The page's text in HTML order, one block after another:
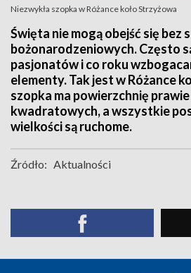
Niezwykła szopka w Różance koło Strzyżowa
Święta nie mogą obejść się bez
bożonarodzeniowych. Często
pasjonatów i co roku
elementy. Tak jest w Różance
szopka ma powierzchnię
kwadratowych, a wszystkie
wielkości są ruchome.
Źródło: Aktualności